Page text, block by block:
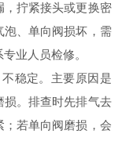
，拧紧接头或更换密
泡、单向阀损坏，需
业人员检修。
稳定。主要原因是
损。排查时先排气去
；若单向阀磨损，会